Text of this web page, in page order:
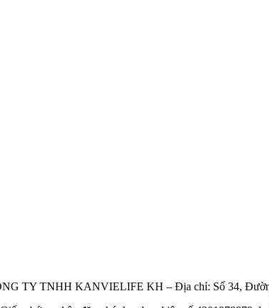
TY TNHH KANVIELIFE KH – Địa chỉ: Số 34,